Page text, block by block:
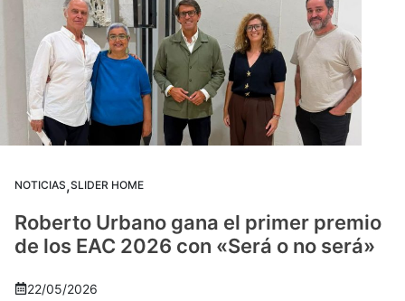
NOTICIAS,SLIDER HOME
Roberto Urbano gana el primer premio
de los EAC 2026 con «Será o no será»
22/05/2026